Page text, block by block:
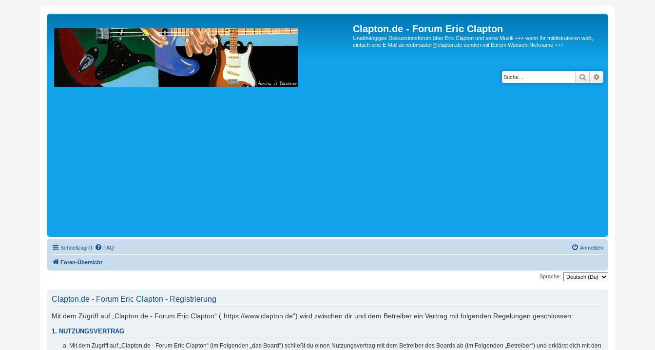
Clapton.de - Forum Eric Clapton
Unabhängiges Diskussionsforum über Eric Clapton und seine Musik +++ wenn Ihr mitdiskutieren wollt,
einfach eine E-Mail an webmaster@clapton.de senden mit Eurem Wunsch-Nickname +++
Suche
Schnellzugriff FAQ Anmelden
Foren-Übersicht
Sprache:
Clapton.de - Forum Eric Clapton - Registrierung
Mit dem Zugriff auf „Clapton.de - Forum Eric Clapton“ („https://www.clapton.de“) wird zwischen dir und dem Betreiber ein Vertrag mit folgenden Regelungen geschlossen:
1. NUTZUNGSVERTRAG
Mit dem Zugriff auf „Clapton.de - Forum Eric Clapton“ (im Folgenden „das Board“) schließt du einen Nutzungsvertrag mit dem Betreiber des Boards ab (im Folgenden „Betreiber“) und erklärst dich mit den